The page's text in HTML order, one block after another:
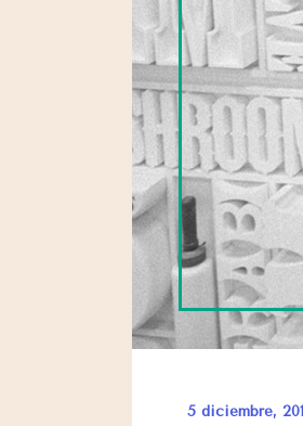
5 diciembre,